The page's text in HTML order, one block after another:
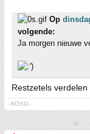
Op
volgende:
Ja morgen nieuwe
Restzetels
-XOXO-